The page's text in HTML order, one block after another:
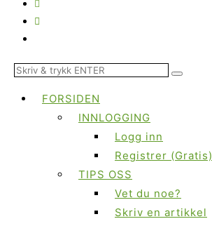
FORSIDEN
INNLOGGING
Logg inn
Registrer (Gratis)
TIPS OSS
Vet du noe?
Skriv en artikkel